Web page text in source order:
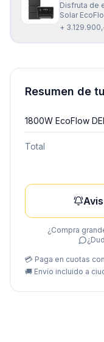
Disfruta de
Solar
estación de
+
Resumen de
1800W EcoFlow
Total
¿Compra
💳 Paga en cuotas
🚚 Envío incluido a